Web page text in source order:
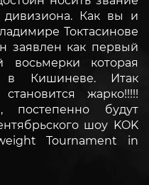
Как вы и
Токтасинове
заявлен как первый
восьмерки которая
в Кишиневе. Итак
жарко!!!!!
постепенно будут
шоу KOK
Tournament in